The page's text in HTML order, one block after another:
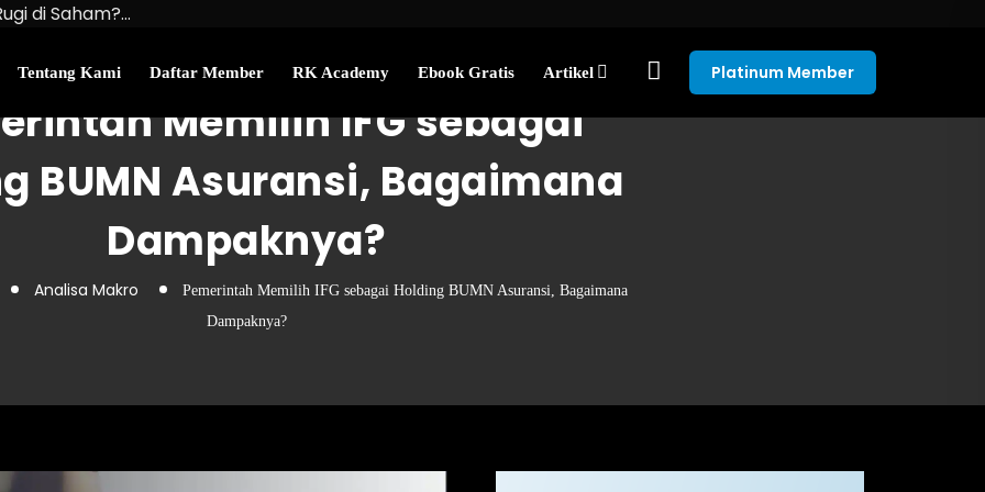
di Saham?…
Uang Perlu…
Tentang Kami Daftar Member RK Academy Ebook Gratis Artikel Platinum Member
Memilih IFG sebagai
BUMN Asuransi, Bagaimana
Dampaknya?
Analisa Makro
Pemerintah Memilih IFG sebagai Holding BUMN Asuransi, Bagaimana
Dampaknya?